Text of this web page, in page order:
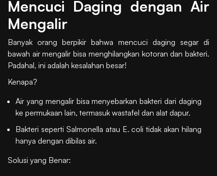
Mencuci Daging dengan Air
Mengalir
Banyak orang berpikir bahwa mencuci daging segar di
bawah air mengalir bisa menghilangkan kotoran dan bakteri.
Padahal, ini adalah kesalahan besar!
Kenapa?
Air yang mengalir bisa menyebarkan bakteri dari daging
ke permukaan lain, termasuk wastafel dan alat dapur.
Bakteri seperti Salmonella atau E. coli tidak akan hilang
hanya dengan dibilas air.
Solusi yang Benar: